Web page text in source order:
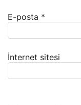
E-posta *
İnternet sitesi